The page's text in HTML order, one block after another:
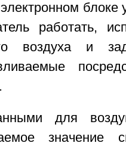
блоке
работать,
воздуха и
для
значение